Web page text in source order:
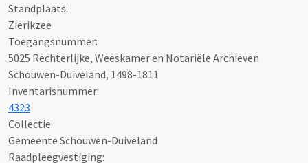
Standplaats:
Zierikzee
Toegangsnummer:
5025 Rechterlijke, Weeskamer en Notariële Archieven
Schouwen-Duiveland, 1498-1811
Inventarisnummer:
4323
Collectie:
Gemeente Schouwen-Duiveland
Raadpleegvestiging: